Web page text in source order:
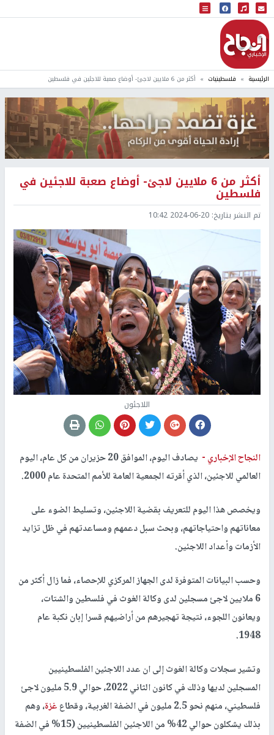
البث المباشر
إذاعة النجاح
الرئيسية فلسطينيات أكثر من 6 ملايين لاجئ- أوضاع صعبة للاجئين في فلسطين
أكثر من 6 ملايين لاجئ- أوضاع صعبة للاجئين في
فلسطين
تم النشر بتاريخ: 2024-06-20 10:42
اللاجئون
النجاح الإخباري -
يصادف اليوم، الموافق 20 حزيران من كل عام، اليوم
العالمي للاجئين، الذي أقرته الجمعية العامة للأمم المتحدة عام 2000.
ويخصص هذا اليوم للتعريف بقضية اللاجئين، وتسليط الضوء على
معاناتهم واحتياجاتهم، وبحث سبل دعمهم ومساعدتهم في ظل تزايد
الأزمات وأعداد اللاجئين.
وحسب البيانات المتوفرة لدى الجهاز المركزي للإحصاء، فما زال أكثر من
6 ملايين لاجئ مسجلين لدى وكالة الغوث في فلسطين والشتات،
ويعانون اللجوء، نتيجة تهجيرهم من أراضيهم قسرا إبان نكبة عام
1948.
وتشير سجلات وكالة الغوث إلى ان عدد اللاجئين الفلسطينيين
المسجلين لديها وذلك في كانون الثاني 2022، حوالي 5.9 مليون لاجئ
فلسطيني، منهم نحو 2.5 مليون في الضفة الغربية، وقطاع
غزة، وهم
بذلك يشكلون حوالي 42% من اللاجئين الفلسطينيين (15% في الضفة